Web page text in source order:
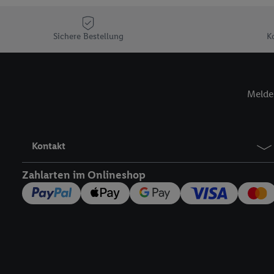
Sichere Bestellung
Kontakt
Zahlarten im Onlineshop
Plus-Konto einloggen,
Verantwortlichkeit mit
Hierzu wird von uns
Adresse in
Zudem erlauben Sie
den Lidl-Diensten
Kundenkonto-
verwenden, um Sie
werden, damit wir
Nutzung der Utiq-
widerrufen - jederzeit
die Lidl-Dienste)
Durch einen Klick auf